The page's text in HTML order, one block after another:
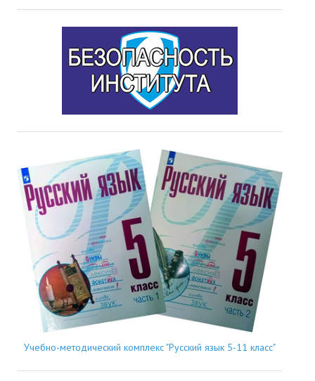
Учебно-методический комплекс "Русский язык 5-11 класс"